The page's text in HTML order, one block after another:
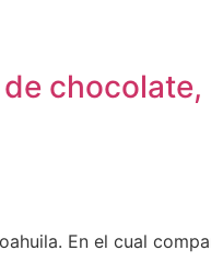
En el cual